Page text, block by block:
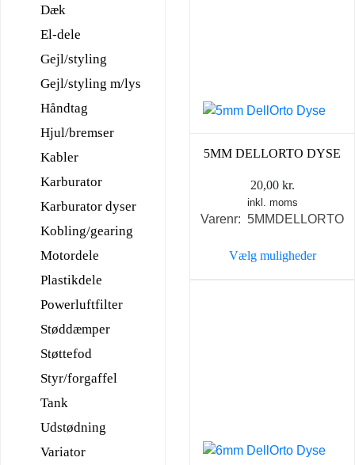
Dæk
El-dele
Gejl/styling
Gejl/styling m/lys
Håndtag
Hjul/bremser
Kabler
Karburator
Karburator dyser
Kobling/gearing
Motordele
Plastikdele
Powerluftfilter
Støddæmper
Støttefod
Styr/forgaffel
Tank
Udstødning
Variator
5MM DELLORTO DYSE
20,00 kr.
inkl. moms
Varenr: 5MMDELLORTO
Vælg muligheder
varesiden